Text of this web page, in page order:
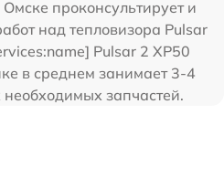
проконсультирует и
над тепловизора Pulsar
Pulsar 2 XP50
в среднем занимает 3-4
запчастей.